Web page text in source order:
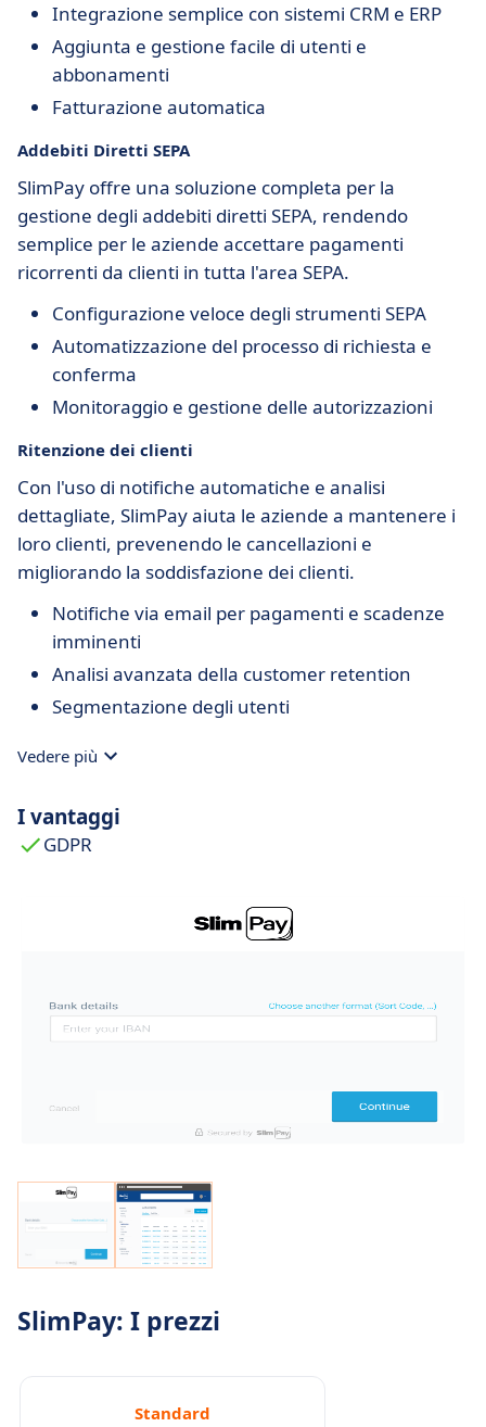
Integrazione semplice con sistemi CRM e ERP
Aggiunta e gestione facile di utenti e
abbonamenti
Fatturazione automatica
Addebiti Diretti SEPA
SlimPay offre una soluzione completa per la
gestione degli addebiti diretti SEPA, rendendo
semplice per le aziende accettare pagamenti
ricorrenti da clienti in tutta l'area SEPA.
Configurazione veloce degli strumenti SEPA
Automatizzazione del processo di richiesta e
conferma
Monitoraggio e gestione delle autorizzazioni
Ritenzione dei clienti
Con l'uso di notifiche automatiche e analisi
dettagliate, SlimPay aiuta le aziende a mantenere i
loro clienti, prevenendo le cancellazioni e
migliorando la soddisfazione dei clienti.
Notifiche via email per pagamenti e scadenze
imminenti
Analisi avanzata della customer retention
Segmentazione degli utenti
Vedere più
I vantaggi
GDPR
SlimPay: I prezzi
Standard